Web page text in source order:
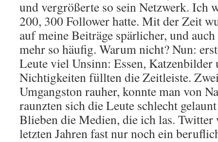
und vergrößerte so sein Netzwerk. Ich
200, 300 Follower hatte. Mit der Zeit
auf meine Beiträge spärlicher, und
mehr so häufig. Warum nicht? Nun:
Leute viel Unsinn: Essen, Katzenbilder
Nichtigkeiten füllten die Zeitleiste.
Umgangston rauher, konnte man von
raunzten sich die Leute schlecht
Blieben die Medien, die ich las.
letzten Jahren fast nur noch ein